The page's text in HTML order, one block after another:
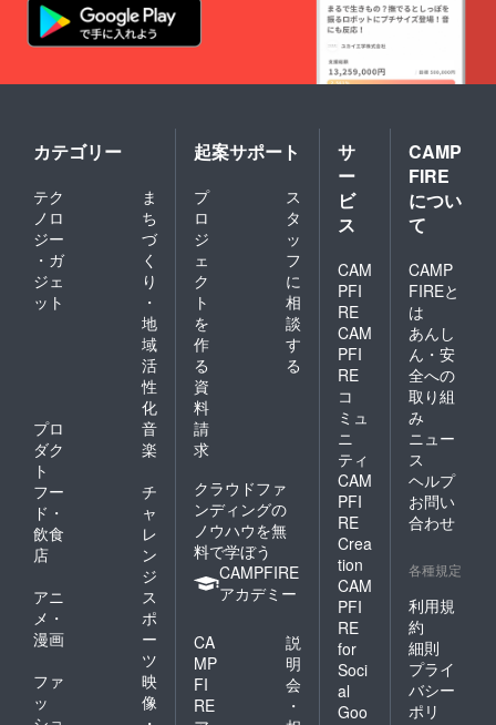
カテゴリー
テク
ノロ
ジー
・ガ
ジェ
ット
ま
ち
づ
く
り
・
地
域
活
性
化
プロ
ダク
ト
音
楽
フー
ド・
飲食
店
チ
ャ
レ
ン
ジ
アニ
メ・
漫画
ス
ポ
ー
ツ
ファ
ッ
映
像
起案サポート
プ
ロ
ジ
ェ
ク
ト
を
作
る
ス
タ
ッ
フ
に
相
談
す
る
資
料
請
求
クラウドファ
ンディングの
ノウハウを無
料で学ぼう
CAMPFIRE
アカデミー
CA
MP
FI
RE
説
明
会
・
サ
ー
ビ
ス
CAM
PFI
RE
CAM
PFI
RE
コ
ミュ
ニ
ティ
CAM
PFI
RE
Crea
tion
CAM
PFI
RE
for
Soci
al
Goo
CAMP
FIRE
につい
て
CAMP
FIREと
は
あんし
ん・安
全への
取り組
み
ニュー
ス
ヘルプ
お問い
合わせ
各種規定
利用規
約
細則
プライ
バシー
ポリ